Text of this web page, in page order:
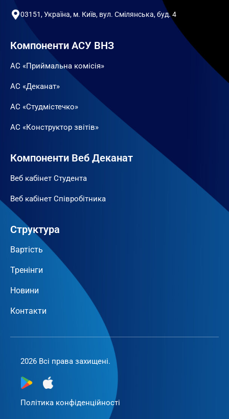
03151, Україна, м. Київ, вул. Смілянська, буд. 4
Компоненти АСУ ВНЗ
АС «Приймальна комісія»
АС «Деканат»
АС «Студмістечко»
АС «Конструктор звітів»
Компоненти Веб Деканат
Веб кабінет Студента
Веб кабінет Співробітника
Структура
Вартість
Тренінги
Новини
Контакти
2026 Всі права захищені.
Політика конфіденційності